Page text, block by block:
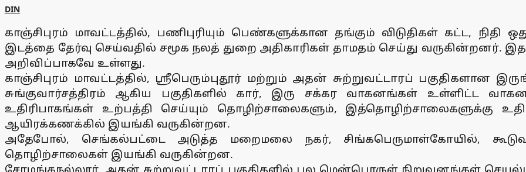
DIN
காஞ்சிபுரம் மாவட்டத்தில், பணிபுரியும் பெண்களுக்கான தங்கும் விடுதிகள் கட்ட, நிதி
இடத்தை தேர்வு செய்வதில் சமூக நலத் துறை அதிகாரிகள் தாமதம் செய்து வருகின்றனர்.
அறிவிப்பாகவே உள்ளது.
காஞ்சிபுரம் மாவட்டத்தில், ஸ்ரீபெரும்புதூர் மற்றும் அதன் சுற்றுவட்டாரப் பகுதிகளான
சுங்குவார்சத்திரம் ஆகிய பகுதிகளில் கார், இரு சக்கர வாகனங்கள் உள்ளிட்ட
உதிரிபாகங்கள் உற்பத்தி செய்யும் தொழிற்சாலைகளும், இத்தொழிற்சாலைகளுக்கு
ஆயிரக்கணக்கில் இயங்கி வருகின்றன.
அதேபோல், செங்கல்பட்டை அடுத்த மறைமலை நகர், சிங்கபெருமாள்கோயில்,
தொழிற்சாலைகள் இயங்கி வருகின்றன.